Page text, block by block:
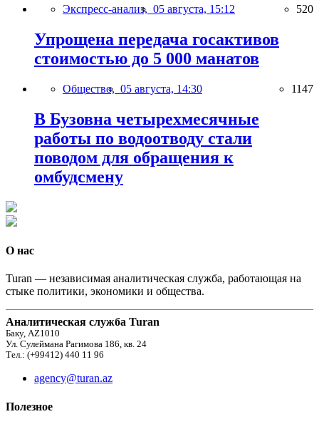
Экспресс-анализ, 05 августа, 15:12 520
Упрощена передача госактивов
стоимостью до 5 000 манатов
Общество, 05 августа, 14:30 1147
В Бузовна четырехмесячные
работы по водоотводу стали
поводом для обращения к
омбудсмену
О нас
Turan — независимая аналитическая служба, работающая на
стыке политики, экономики и общества.
Аналитическая служба Turan
Баку, AZ1010
Ул. Сулеймана Рагимова 186, кв. 24
Тел.: (+99412) 440 11 96
agency@turan.az
Полезное